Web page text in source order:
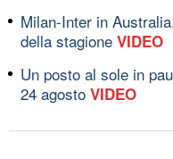
Milan-Inter in
della stagione VIDEO
Un posto al sole in
24 agosto VIDEO